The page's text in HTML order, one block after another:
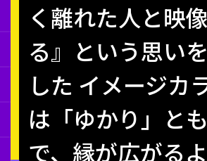
く離れた人と映
る』という思い
した イメージカ
は「ゆかり」と
で、縁が広がる